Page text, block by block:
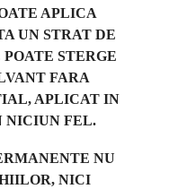
APLICA
UN STRAT DE
STERGE
FARA
APLICAT IN
NICIUN FEL.
NU
NICI